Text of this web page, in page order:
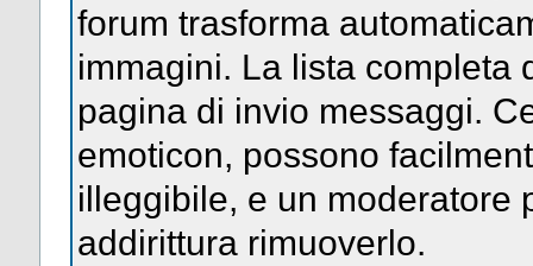
forum trasforma
immagini. La lista completa
pagina di invio messaggi.
emoticon, possono
illeggibile, e un moderatore
addirittura rimuoverlo.